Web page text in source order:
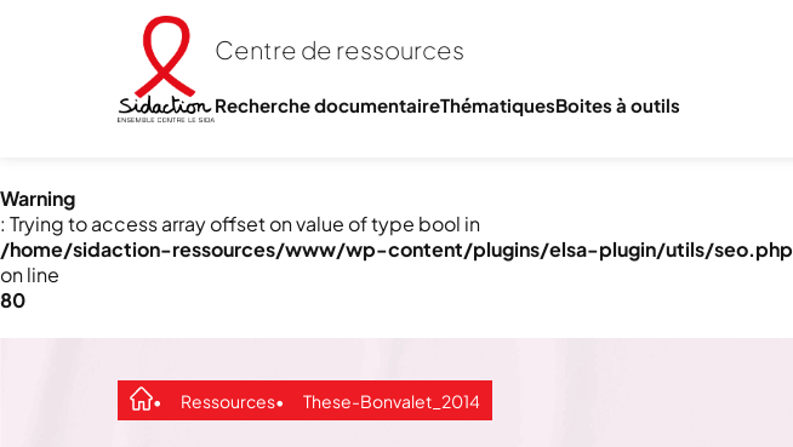
Warning
: Trying to access array offset on value of type bool in
/home/sidaction-ressources/www/wp-content/plugins/elsa-plugin/utils/seo.php
on line
80
Centre de ressources
Recherche documentaireThématiquesBoites à outils
Ressources These-Bonvalet_2014